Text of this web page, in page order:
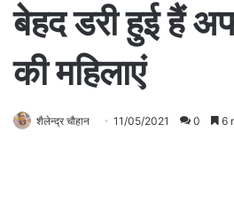
बेहद डरी हुई हैं
की महिलाएं
शैलेन्द्र चौहान 11/05/2021 0 6